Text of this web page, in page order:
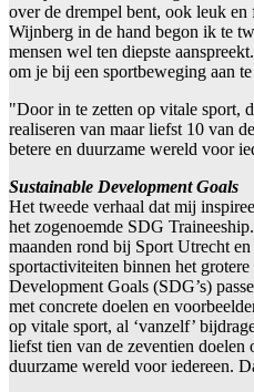
over de drempel bent, ook leuk
Wijnberg in de hand begon ik te
mensen wel ten diepste
om je bij een sportbeweging aan
"Door in te zetten op vitale sport,
realiseren van maar liefst 10 van
betere en duurzame wereld voor
Sustainable Development Goals
Het tweede verhaal dat mij
het zogenoemde SDG
maanden rond bij Sport Utrecht en
sportactiviteiten binnen het grotere
Development Goals (SDG’s)
met concrete doelen en
op vitale sport, al ‘vanzelf’
liefst tien van de zeventien doelen
duurzame wereld voor iedereen.